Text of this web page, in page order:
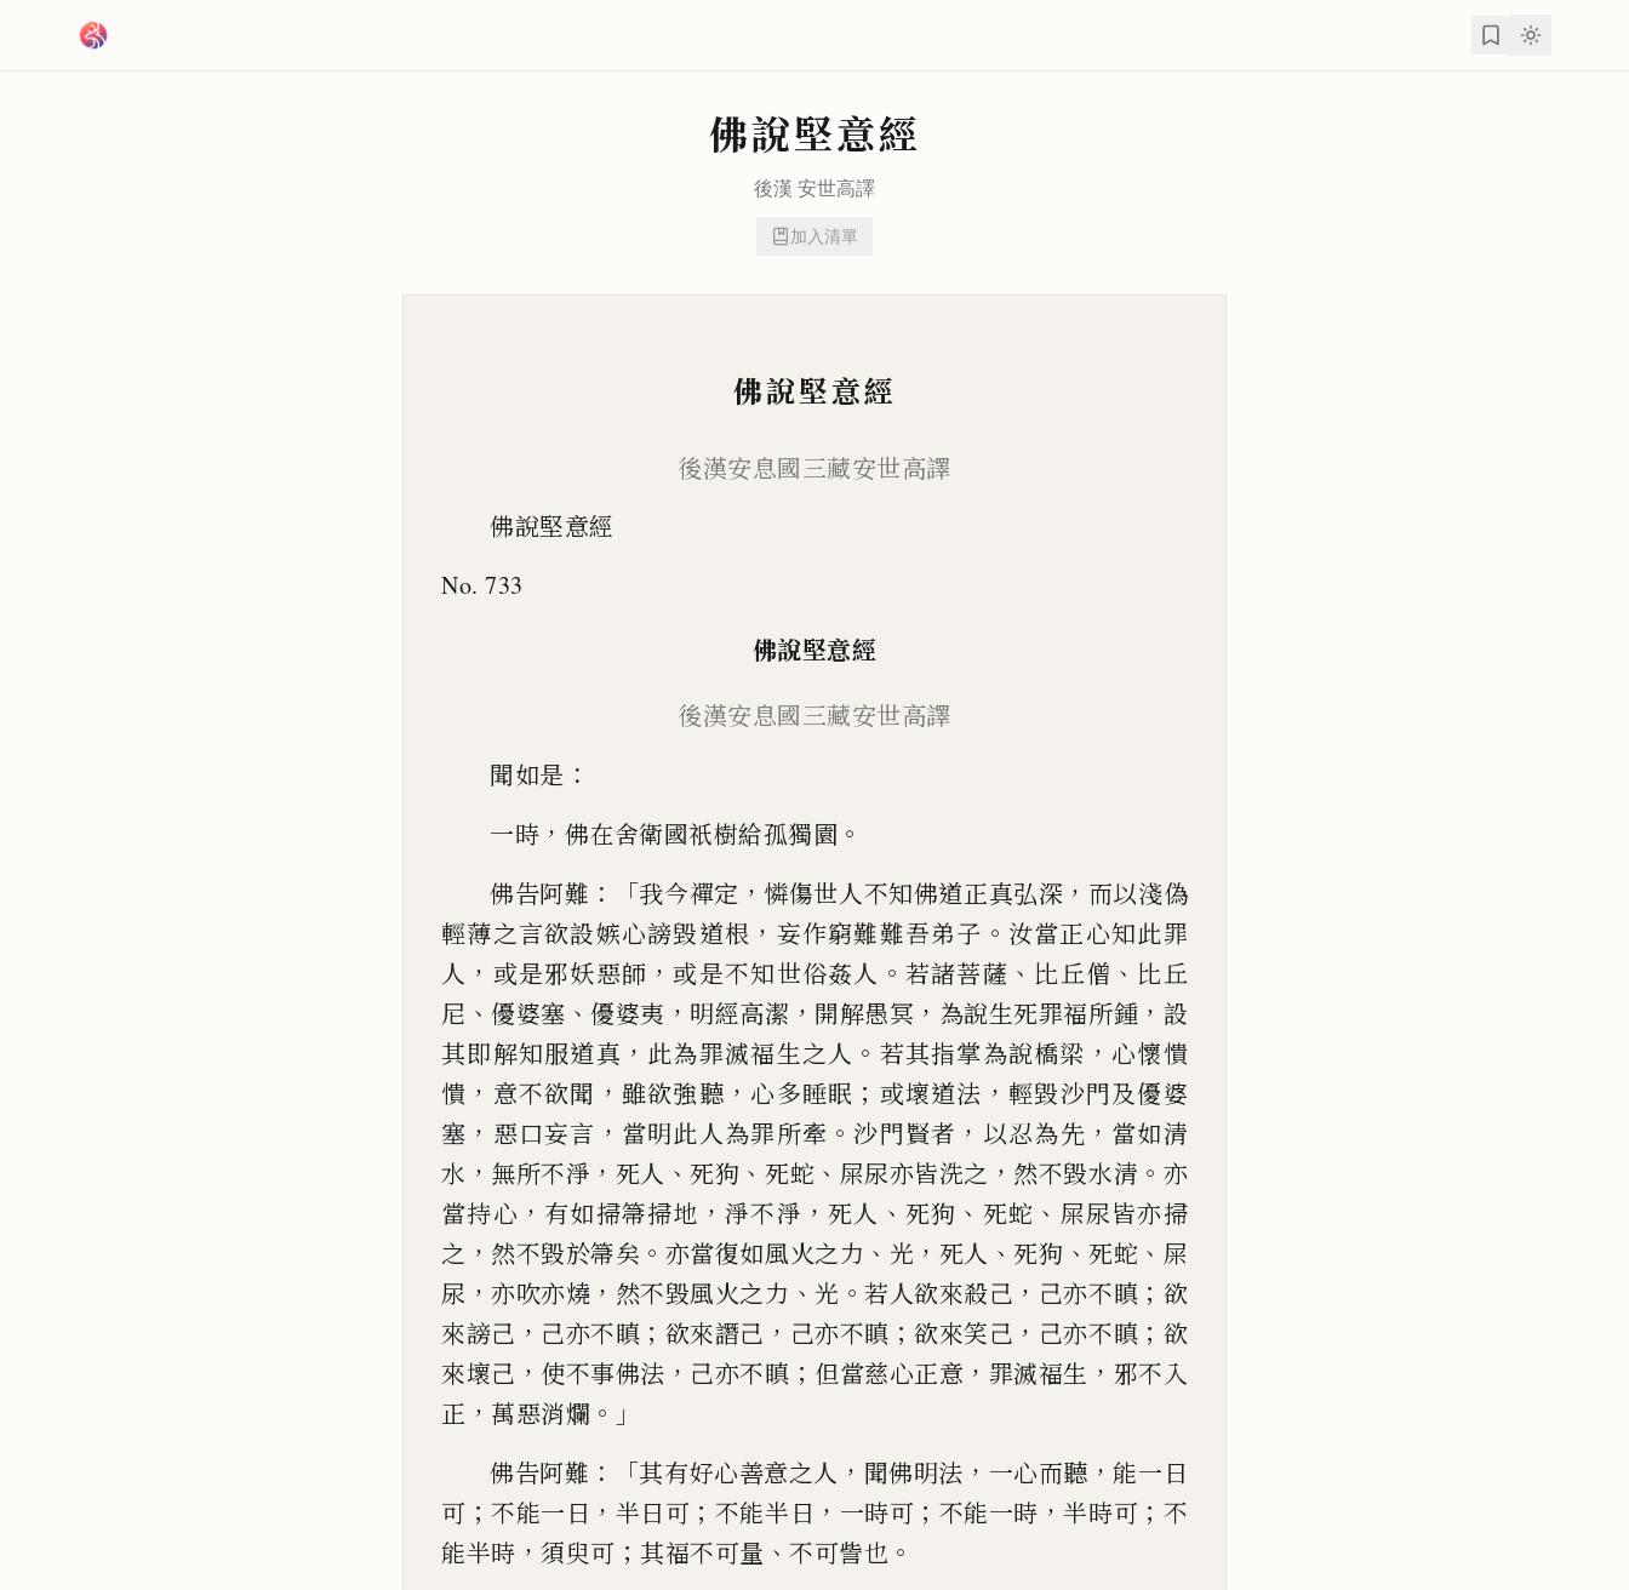
佛說堅意經
後漢 安世高譯
加入清單
佛說堅意經
後漢安息國三藏安世高譯
佛說堅意經
No. 733
佛說堅意經
後漢安息國三藏安世高譯
聞如是 ：
一時 ， 佛在舍衛國祇樹給孤獨園 。
佛告阿難 ：「我今禪定 ， 憐傷世人不知佛道正真弘深 ， 而以淺偽
輕薄之言欲設嫉心謗毀道根 ， 妄作窮難難吾弟子 。 汝當正心知此罪
人 ， 或是邪妖惡師 ， 或是不知世俗姦人 。 若諸菩薩 、 比丘僧 、 比丘
尼 、優婆塞 、優婆夷 ， 明經高潔 ， 開解愚冥 ， 為說生死罪福所鍾 ， 設
其即解知服道真 ， 此為罪滅福生之人 。 若其指掌為說橋梁 ， 心懷憒
憒 ， 意不欲聞 ， 雖欲強聽 ， 心多睡眠 ； 或壞道法 ， 輕毀沙門及優婆
塞 ， 惡口妄言 ， 當明此人為罪所牽 。沙門賢者 ， 以忍為先 ， 當如清
水 ， 無所不淨 ， 死人 、死狗 、死蛇 、 屎尿亦皆洗之 ， 然不毀水清 。 亦
當持心 ， 有如掃箒掃地 ，淨不淨 ，死人 、 死狗 、 死蛇 、 屎尿皆亦掃
之 ， 然不毀於箒矣 。 亦當復如風火之力 、 光 ， 死人 、死狗 、死蛇 、 屎
尿 ，亦吹亦燒 ， 然不毀風火之力 、 光 。若人欲來殺己 ， 己亦不瞋 ； 欲
來謗己 ， 己亦不瞋 ； 欲來譖己 ， 己亦不瞋 ；欲來笑己 ， 己亦不瞋 ； 欲
來壞己 ， 使不事佛法 ， 己亦不瞋 ； 但當慈心正意 ， 罪滅福生 ， 邪不入
正 ， 萬惡消爛 。」
佛告阿難 ：「其有好心善意之人 ， 聞佛明法 ， 一心而聽 ， 能一日
可 ；不能一日 ， 半日可 ； 不能半日 ， 一時可 ； 不能一時 ，半時可 ； 不
能半時 ， 須臾可 ； 其福不可量 、 不可訾也 。